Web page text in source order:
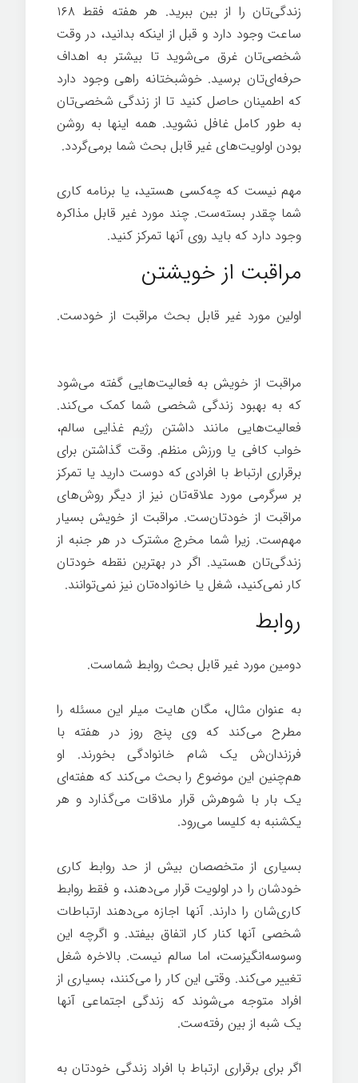
زندگی‌تان را از بین ببرید. هر هفته فقط ۱۶۸
ساعت وجود دارد و قبل از اینکه بدانید، در وقت
شخصی‌تان غرق می‌شوید تا بیشتر به اهداف
حرفه‌ای‌تان برسید. خوشبختانه راهی وجود دارد
که اطمینان حاصل کنید تا از زندگی شخصی‌تان
به طور کامل غافل نشوید. همه اینها به روشن
بودن اولویت‌های غیر قابل بحث شما برمی‌گردد.
مهم نیست که چه‌کسی هستید، یا برنامه کاری
شما چقدر بسته‌ست. چند مورد غیر قابل مذاکره
وجود دارد که باید روی آنها تمرکز کنید.
مراقبت از خویشتن
اولین مورد غیر قابل بحث مراقبت از خودست.
مراقبت از خویش به فعالیت‌هایی گفته می‌شود
که به بهبود زندگی شخصی شما کمک می‌کند.
فعالیت‌هایی مانند داشتن رژیم غذایی سالم،
خواب کافی یا ورزش منظم. وقت گذاشتن برای
برقراری ارتباط با افرادی که دوست دارید یا تمرکز
بر سرگرمی مورد علاقه‌تان نیز از دیگر روش‌های
مراقبت از خودتان‌ست. مراقبت از خویش بسیار
مهم‌ست. زیرا شما مخرج مشترک در هر جنبه از
زندگی‌تان هستید. اگر در بهترین نقطه خودتان
کار نمی‌کنید، شغل یا خانواده‌تان نیز نمی‌توانند.
روابط
دومین مورد غیر قابل بحث روابط شماست.
به عنوان مثال، مگان هایت میلر این مسئله را
مطرح می‌کند که وی پنج روز در هفته با
فرزندان‌ش یک شام خانوادگی بخورند. او
هم‌چنین این موضوع را بحث می‌کند که هفته‌ای
یک بار با شوهرش قرار ملاقات می‌گذارد و هر
یکشنبه به کلیسا می‌رود.
بسیاری از متخصصان بیش از حد روابط کاری
خودشان را در اولویت قرار می‌دهند‌، و فقط روابط
کاری‌شان را دارند. آنها اجازه می‌دهند ارتباطات
شخصی آنها کنار کار اتفاق بیفتد. و اگرچه این
وسوسه‌انگیزست، اما سالم نیست. بالاخره شغل
تغییر می‌کند. وقتی این کار را می‌کنند، بسیاری از
افراد متوجه می‌شوند که زندگی اجتماعی آنها
یک شبه از بین رفته‌ست.
اگر برای برقراری ارتباط با افراد زندگی خودتان به